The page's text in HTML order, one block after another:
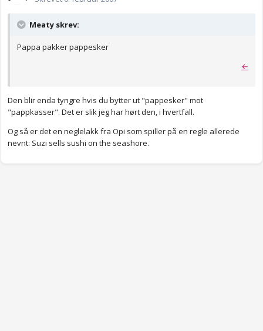
Meaty skrev:
Pappa pakker pappesker
←
Den blir enda tyngre hvis du bytter ut "pappesker" mot
"pappkasser". Det er slik jeg har hørt den, i hvertfall.
Og så er det en neglelakk fra Opi som spiller på en regle allerede
nevnt: Suzi sells sushi on the seashore.